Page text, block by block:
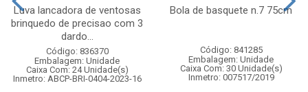
Luva lancadora de ventosas
brinquedo de precisao com 3
dardo...
Código: 836370
Embalagem: Unidade
Caixa Com: 24 Unidade(s)
Inmetro: ABCP-BRI-0404-2023-16
Bola de basquete n.7 75cm
Código: 841285
Embalagem: Unidade
Caixa Com: 30 Unidade(s)
Inmetro: 007517/2019